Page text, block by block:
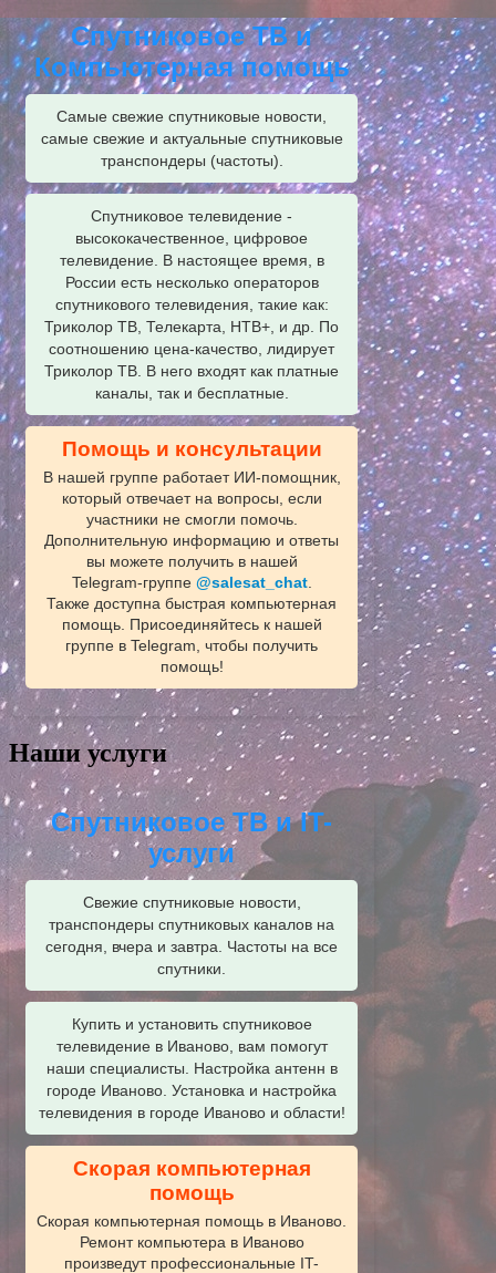
Спутниковое ТВ и
Компьютерная помощь
Самые свежие спутниковые новости,
самые свежие и актуальные спутниковые
транспондеры (частоты).
Спутниковое телевидение -
высококачественное, цифровое
телевидение. В настоящее время, в
России есть несколько операторов
спутникового телевидения, такие как:
Триколор ТВ, Телекарта, НТВ+, и др. По
соотношению цена-качество, лидирует
Триколор ТВ. В него входят как платные
каналы, так и бесплатные.
Помощь и консультации
В нашей группе работает ИИ‑помощник,
который отвечает на вопросы, если
участники не смогли помочь.
Дополнительную информацию и ответы
вы можете получить в нашей
Telegram‑группе @salesat_chat.
Также доступна быстрая компьютерная
помощь. Присоединяйтесь к нашей
группе в Telegram, чтобы получить
помощь!
Наши услуги
Спутниковое ТВ и IT-
услуги
Свежие спутниковые новости,
транспондеры спутниковых каналов на
сегодня, вчера и завтра. Частоты на все
спутники.
Купить и установить спутниковое
телевидение в Иваново, вам помогут
наши специалисты. Настройка антенн в
городе Иваново. Установка и настройка
телевидения в городе Иваново и области!
Скорая компьютерная
помощь
Скорая компьютерная помощь в Иваново.
Ремонт компьютера в Иваново
произведут профессиональные IT-